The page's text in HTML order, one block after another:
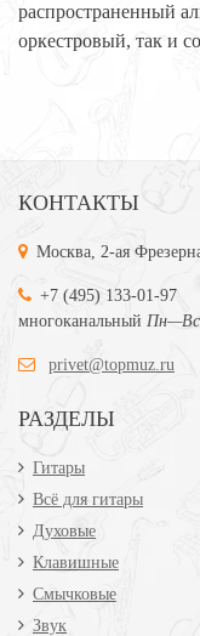
распространенный
оркестровый, так и
КОНТАКТЫ
Москва, 2-ая
+7 (495) 133-01-97
многоканальный
privet@topmuz.ru
РАЗДЕЛЫ
Гитары
Всё для гитары
Духовые
Клавишные
Смычковые
Звук